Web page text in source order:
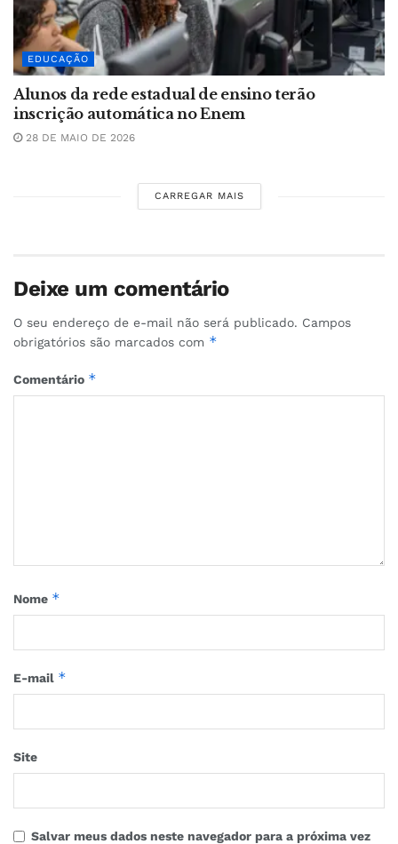
EDUCAÇÃO
Alunos da rede estadual de ensino terão
inscrição automática no Enem
28 DE MAIO DE 2026
CARREGAR MAIS
Deixe um comentário
O seu endereço de e-mail não será publicado. Campos
obrigatórios são marcados com *
Comentário *
Nome *
E-mail *
Site
Salvar meus dados neste navegador para a próxima vez